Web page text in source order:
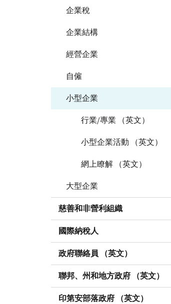
企業稅
企業結構
經營企業
自僱
小型企業
行業/專業 （英文）
小型企業活動 （英文）
網上瞭解 （英文）
大型企業
慈善和非營利組織
國際納稅人
政府聯絡員 （英文）
聯邦、州和地方政府 （英文）
印第安部落政府 （英文）